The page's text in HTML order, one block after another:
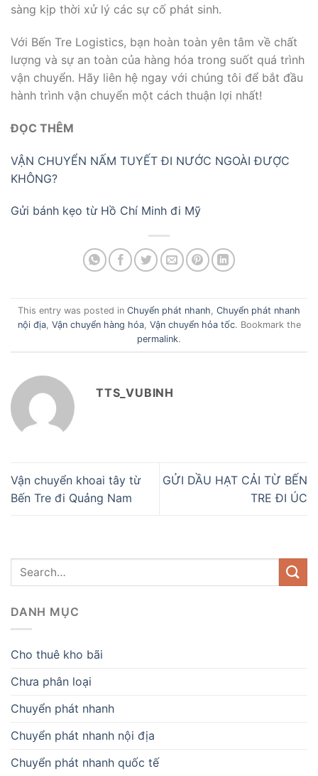
sàng kịp thời xử lý các sự cố phát sinh.
Với Bến Tre Logistics, bạn hoàn toàn yên tâm về chất
lượng và sự an toàn của hàng hóa trong suốt quá trình
vận chuyển. Hãy liên hệ ngay với chúng tôi để bắt đầu
hành trình vận chuyển một cách thuận lợi nhất!
ĐỌC THÊM
VẬN CHUYỂN NẤM TUYẾT ĐI NƯỚC NGOÀI ĐƯỢC
KHÔNG?
Gửi bánh kẹo từ Hồ Chí Minh đi Mỹ
This entry was posted in Chuyển phát nhanh Chuyển phát nhanh
nội địa, Vận chuyển hàng hóa, Vận chuyển hỏa tốc. Bookmark the
permalink.
TTS_VUBINH
Vận chuyển khoai tây từ
Bến Tre đi Quảng Nam
GỬI DẦU HẠT CẢI TỪ BẾN
TRE ĐI ÚC
DANH MỤC
Cho thuê kho bãi
Chưa phân loại
Chuyển phát nhanh
Chuyển phát nhanh nội địa
Chuyển phát nhanh quốc tế